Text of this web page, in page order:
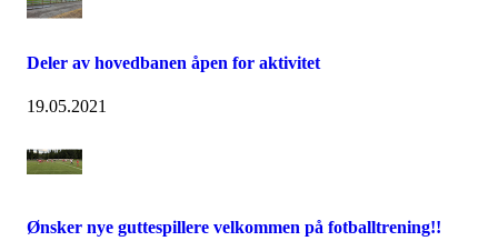
Deler av hovedbanen åpen for aktivitet
19.05.2021
Ønsker nye guttespillere velkommen på fotballtrening!!